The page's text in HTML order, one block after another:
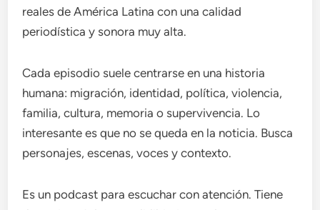
reales de América Latina con una calidad
periodística y sonora muy alta.
Cada episodio suele centrarse en una historia
humana: migración, identidad, política, violencia,
familia, cultura, memoria o supervivencia. Lo
interesante es que no se queda en la noticia. Busca
personajes, escenas, voces y contexto.
Es un podcast para escuchar con atención. Tiene